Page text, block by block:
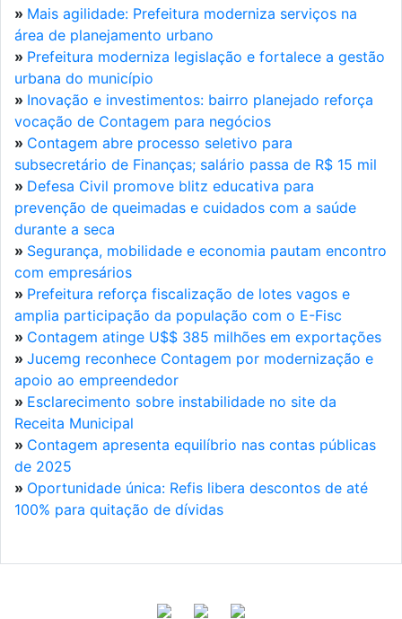
» Mais agilidade: Prefeitura moderniza serviços na
área de planejamento urbano
» Prefeitura moderniza legislação e fortalece a gestão
urbana do município
» Inovação e investimentos: bairro planejado reforça
vocação de Contagem para negócios
» Contagem abre processo seletivo para
subsecretário de Finanças; salário passa de R$ 15 mil
» Defesa Civil promove blitz educativa para
prevenção de queimadas e cuidados com a saúde
durante a seca
» Segurança, mobilidade e economia pautam encontro
com empresários
» Prefeitura reforça fiscalização de lotes vagos e
amplia participação da população com o E-Fisc
» Contagem atinge U$$ 385 milhões em exportações
» Jucemg reconhece Contagem por modernização e
apoio ao empreendedor
» Esclarecimento sobre instabilidade no site da
Receita Municipal
» Contagem apresenta equilíbrio nas contas públicas
de 2025
» Oportunidade única: Refis libera descontos de até
100% para quitação de dívidas